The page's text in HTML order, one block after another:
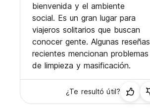
bienvenida y el ambiente
social. Es un gran lugar para
viajeros solitarios que buscan
conocer gente. Algunas reseñas
recientes mencionan problemas
de limpieza y masificación.
¿Te resultó útil?